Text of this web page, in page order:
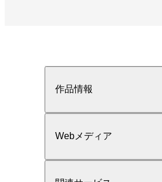
作品情報
Webメディア